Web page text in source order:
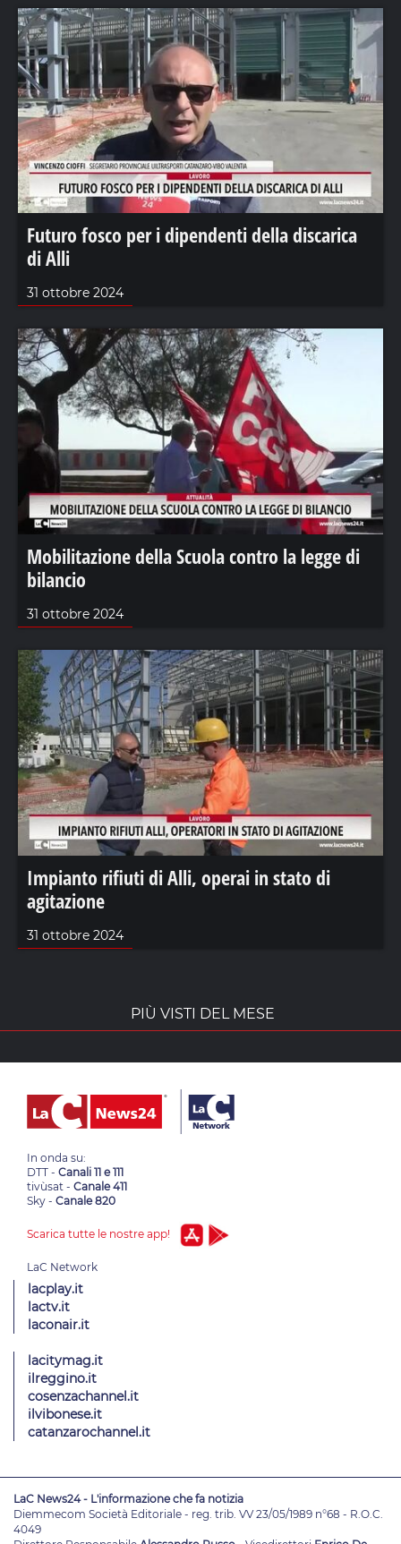
Futuro fosco per i dipendenti della discarica
di Alli
31 ottobre 2024
Mobilitazione della Scuola contro la legge di
bilancio
31 ottobre 2024
Impianto rifiuti di Alli, operai in stato di
agitazione
31 ottobre 2024
PIÙ VISTI DEL MESE
In onda su:
DTT - Canali 11 e 111
tivùsat - Canale 411
Sky - Canale 820
Scarica tutte le nostre app!
lacplay.it
lactv.it
laconair.it
lacitymag.it
ilreggino.it
cosenzachannel.it
ilvibonese.it
catanzarochannel.it
LaC News24 - L'informazione che fa notizia
Diemmecom Società Editoriale - reg. trib. VV 23/05/1989 n°68 - R.O.C.
4049